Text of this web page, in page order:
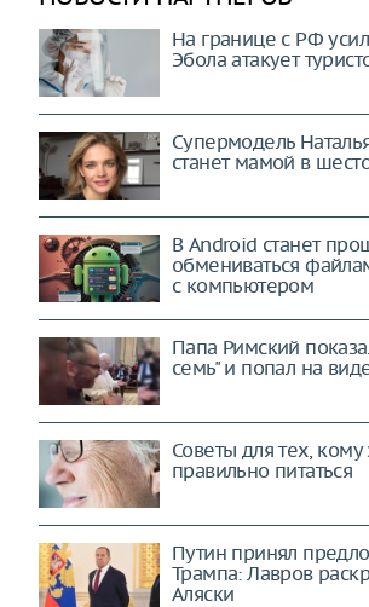
На границе с РФ
Эбола атакует
Супермодель
станет мамой в
В Android станет
обмениваться
с компьютером
Папа Римский
семь" и попал на
Советы для тех, кому
правильно питаться
Путин принял
Трампа: Лавров
Аляски